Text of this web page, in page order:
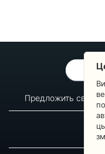
Предложить свой
О